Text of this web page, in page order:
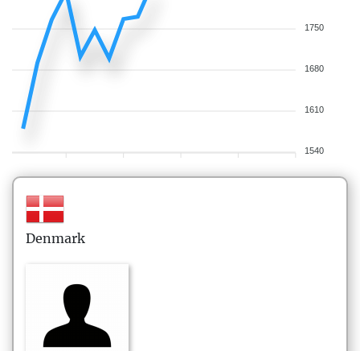
1750
1680
1610
1540
Denmark